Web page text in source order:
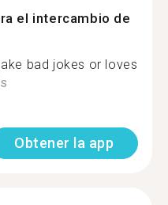
el intercambio de
bad jokes or loves
Obtener la app